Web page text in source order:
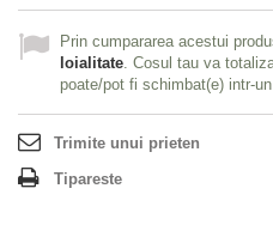
Prin cumpararea acestui
loialitate . Cosul tau va
poate/pot fi schimbat(e) intr-
Trimite unui prieten
Tipareste